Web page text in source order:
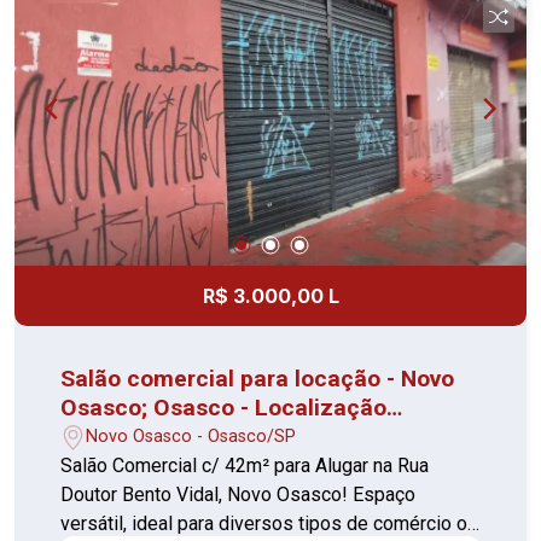
R$ 3.000,00 L
Salão comercial para locação - Novo
Osasco; Osasco - Localização
privilegiada
Novo Osasco - Osasco/SP
Salão Comercial c/ 42m² para Alugar na Rua
Doutor Bento Vidal, Novo Osasco! Espaço
versátil, ideal para diversos tipos de comércio ou